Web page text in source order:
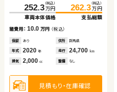
252.3 （税込）
万円
車両本体価格
262.3 （税込）
万円
支払総額
諸費用：10.0 万円 （税込）
保証 あり 住所 群馬県
年式 2020 年 走行 24,700 km
排気 2,000 cc 整備 なし
見積もり・在庫確認